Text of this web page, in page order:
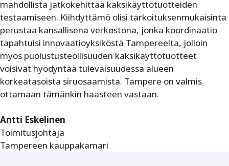
mahdollista jatkokehittää kaksikäyttötuotteiden
testaamiseen. Kiihdyttämö olisi tarkoituksenmukaisinta
perustaa kansallisena verkostona, jonka koordinaatio
tapahtuisi innovaatioyksiköstä Tampereelta, jolloin
myös puolustusteollisuuden kaksikäyttötuotteet
voisivat hyödyntää tulevaisuudessa alueen
korkeatasoista siruosaamista. Tampere on valmis
ottamaan tämänkin haasteen vastaan.
Antti Eskelinen
Toimitusjohtaja
Tampereen kauppakamari